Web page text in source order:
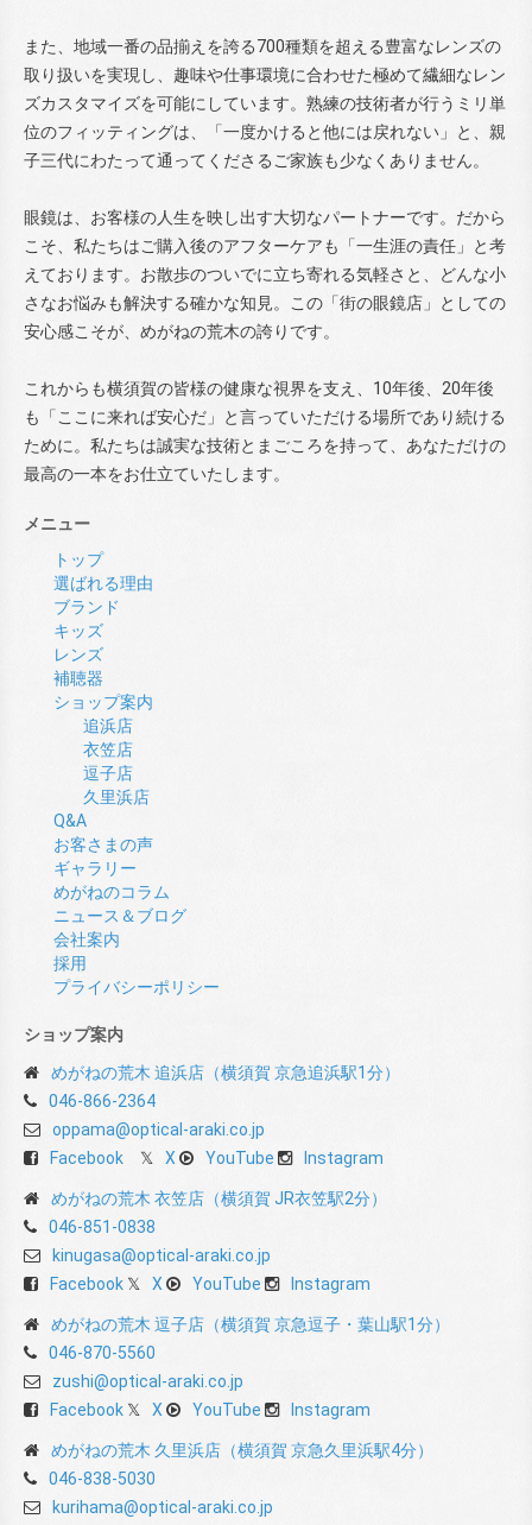
また、地域一番の品揃えを誇る700種類を超える豊富なレンズの
取り扱いを実現し、趣味や仕事環境に合わせた極めて繊細なレン
ズカスタマイズを可能にしています。熟練の技術者が行うミリ単
位のフィッティングは、「一度かけると他には戻れない」と、親
子三代にわたって通ってくださるご家族も少なくありません。
眼鏡は、お客様の人生を映し出す大切なパートナーです。だから
こそ、私たちはご購入後のアフターケアも「一生涯の責任」と考
えております。お散歩のついでに立ち寄れる気軽さと、どんな小
さなお悩みも解決する確かな知見。この「街の眼鏡店」としての
安心感こそが、めがねの荒木の誇りです。
これからも横須賀の皆様の健康な視界を支え、10年後、20年後
も「ここに来れば安心だ」と言っていただける場所であり続ける
ために。私たちは誠実な技術とまごころを持って、あなただけの
最高の一本をお仕立ていたします。
メニュー
トップ
選ばれる理由
ブランド
キッズ
レンズ
補聴器
ショップ案内
追浜店
衣笠店
逗子店
久里浜店
Q&A
お客さまの声
ギャラリー
めがねのコラム
ニュース＆ブログ
会社案内
採用
プライバシーポリシー
ショップ案内
めがねの荒木 追浜店（横須賀 京急追浜駅1分）
046-866-2364
oppama@optical-araki.co.jp
Facebook
X YouTube Instagram
めがねの荒木 衣笠店（横須賀 JR衣笠駅2分）
046-851-0838
kinugasa@optical-araki.co.jp
Facebook
X YouTube Instagram
めがねの荒木 逗子店（横須賀 京急逗子・葉山駅1分）
046-870-5560
zushi@optical-araki.co.jp
Facebook
X YouTube Instagram
めがねの荒木 久里浜店（横須賀 京急久里浜駅4分）
046-838-5030
kurihama@optical-araki.co.jp